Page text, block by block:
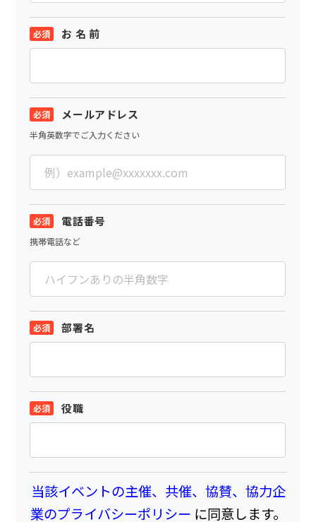
お 名 前
メールアドレス
半角英数字でご入力ください
電話番号
携帯電話など
部署名
役職
当該イベントの主催、共催、協賛、協力企
業のプライバシーポリシー に同意します。